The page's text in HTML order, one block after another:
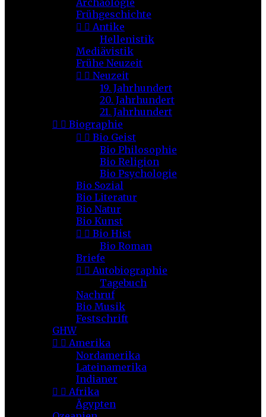
Archäologie
Frühgeschichte
  Antike
Hellenistik
Mediävistik
Frühe Neuzeit
  Neuzeit
19. Jahrhundert
20. Jahrhundert
21. Jahrhundert
  Biographie
  Bio Geist
Bio Philosophie
Bio Religion
Bio Psychologie
Bio Sozial
Bio Literatur
Bio Natur
Bio Kunst
  Bio Hist
Bio Roman
Briefe
  Autobiographie
Tagebuch
Nachruf
Bio Musik
Festschrift
GHW
  Amerika
Nordamerika
Lateinamerika
Indianer
  Afrika
Ägypten